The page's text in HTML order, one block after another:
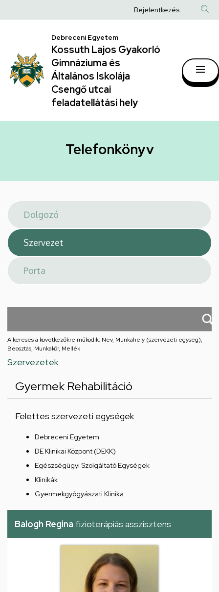
|
Kossuth
Lajos
Gyakorló
Gimnáziuma
Általános
hely
a
Anonim
fiók
Bejelentkezés
Debreceni Egyetem
Kossuth Lajos Gyakorló
Gimnáziuma és
Általános Iskolája
Csengő utcai
feladatellátási hely
Telefonkönyv
A keresés a következőkre működik: Név, Munkahely (szervezeti egység),
Beosztás, Munkakör, Mellék
Szervezetek
Gyermek Rehabilitáció
Felettes szervezeti egységek
Debreceni Egyetem
DE Klinikai Központ (DEKK)
Egészségügyi Szolgáltató Egységek
Klinikák
Gyermekgyógyászati Klinika
Balogh Regina fizioterápiás asszisztens